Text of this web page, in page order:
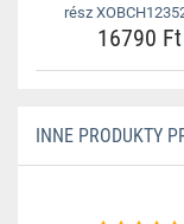
rész
16790 Ft
INNE PRODUKTY